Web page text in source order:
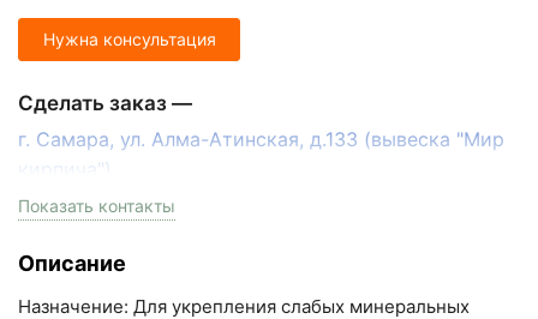
Нужна консультация
Сделать заказ —
г. Самара, ул. Алма-Атинская, д.133 (вывеска "Мир
кирпича")
пн-пт с 9:00 до 18:00, сб с 10:00 до 16:00
+7 (993) 993-77-33
Показать контакты
Описание
Назначение: Для укрепления слабых минеральных